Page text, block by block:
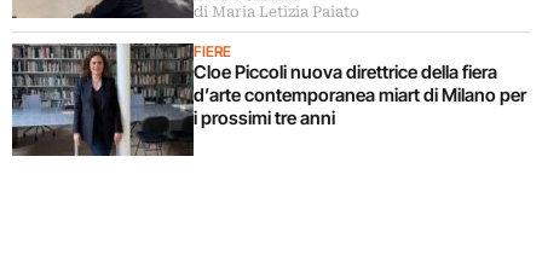
di Maria Letizia Paiato
FIERE
Cloe Piccoli nuova direttrice della fiera
d’arte contemporanea miart di Milano per
i prossimi tre anni